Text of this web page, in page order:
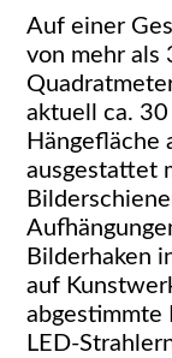
Auf einer
von mehr als
aktuell ca.
Hängefläche
ausgestattet
Bilderhaken
auf
abgestimmte
LED-